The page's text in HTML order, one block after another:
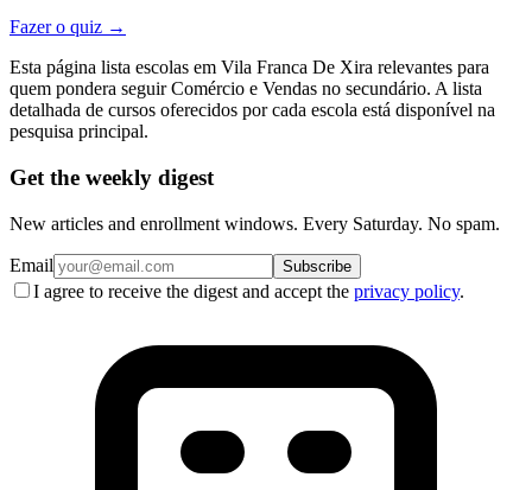
Fazer o quiz →
Esta página lista escolas em Vila Franca De Xira relevantes para
quem pondera seguir Comércio e Vendas no secundário. A lista
detalhada de cursos oferecidos por cada escola está disponível na
pesquisa principal.
Get the weekly digest
New articles and enrollment windows. Every Saturday. No spam.
Email Subscribe
I agree to receive the digest and accept the privacy policy.